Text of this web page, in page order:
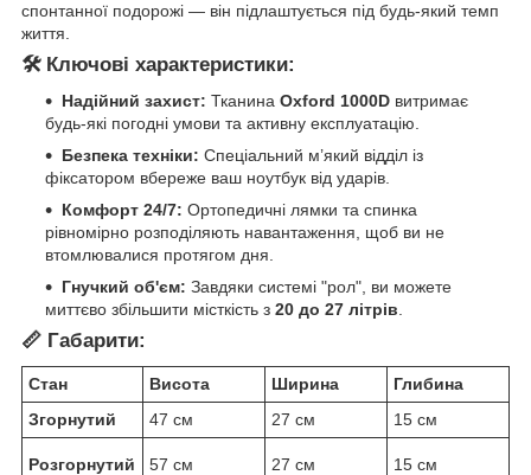
спонтанної подорожі — він підлаштується під будь-який темп
життя.
🛠 Ключові характеристики:
Надійний захист: Тканина Oxford 1000D витримає
будь-які погодні умови та активну експлуатацію.
Безпека техніки: Спеціальний м’який відділ із
фіксатором вбереже ваш ноутбук від ударів.
Комфорт 24/7: Ортопедичні лямки та спинка
рівномірно розподіляють навантаження, щоб ви не
втомлювалися протягом дня.
Гнучкий об'єм: Завдяки системі "рол", ви можете
миттєво збільшити місткість з 20 до 27 літрів.
📏 Габарити:
Стан Висота Ширина
Глибина
Згорнутий
47 см 27 см 15 см
Розгорнутий 57 см 27 см 15 см